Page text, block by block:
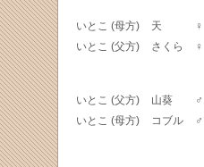
いとこ (母方) 天 ♀
いとこ (父方) さくら ♀
いとこ (父方) 山葵 ♂
いとこ (母方) コブル ♂